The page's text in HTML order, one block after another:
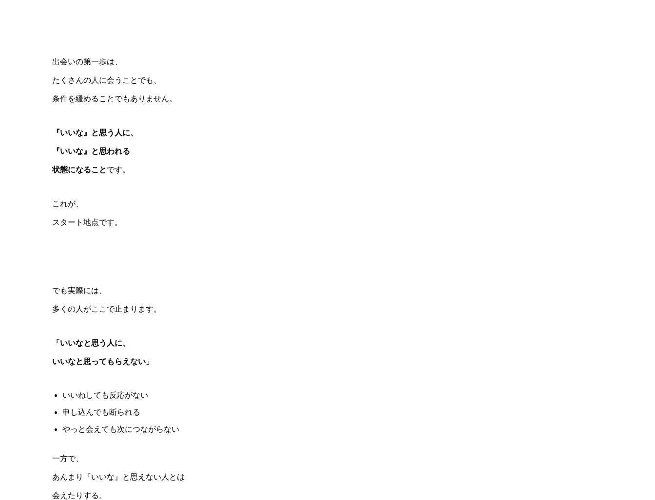
出会いの第一歩は、
たくさんの人に会うことでも、
条件を緩めることでもありません。
『いいな』と思う人に、
『いいな』と思われる
状態になることです。
これが、
スタート地点です。
でも実際には、
多くの人がここで止まります。
「いいなと思う人に、
いいなと思ってもらえない」
いいねしても反応がない
申し込んでも断られる
やっと会えても次につながらない
一方で、
あんまり『いいな』と思えない人とは
会えたりする。